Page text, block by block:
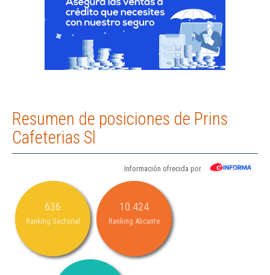
Resumen de posiciones de Prins
Cafeterias Sl
Información ofrecida por
636
Ranking Sectorial
10.424
Ranking Alicante